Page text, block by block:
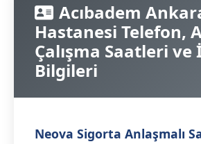
Acıbadem
Hastanesi Telefon,
Çalışma Saatleri
Bilgileri
Neova Sigorta Anlaşmalı